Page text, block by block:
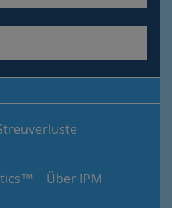
Über IPM